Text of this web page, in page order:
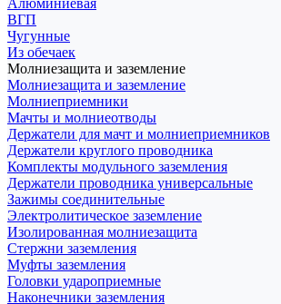
Алюминиевая
ВГП
Чугунные
Из обечаек
Молниезащита и заземление
Молниезащита и заземление
Молниеприемники
Мачты и молниеотводы
Держатели для мачт и молниеприемников
Держатели круглого проводника
Комплекты модульного заземления
Держатели проводника универсальные
Зажимы соединительные
Электролитическое заземление
Изолированная молниезащита
Стержни заземления
Муфты заземления
Головки удароприемные
Наконечники заземления